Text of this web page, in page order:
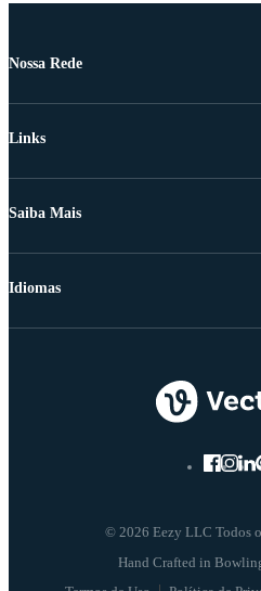
Nossa Rede
Links
Saiba Mais
© 2026 Eezy LLC Todos
Idiomas